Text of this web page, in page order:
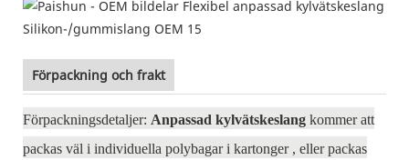
Förpackning och frakt
Förpackningsdetaljer: Anpassad kylvätskeslang kommer att
packas väl i individuella polybagar i kartonger , eller packas